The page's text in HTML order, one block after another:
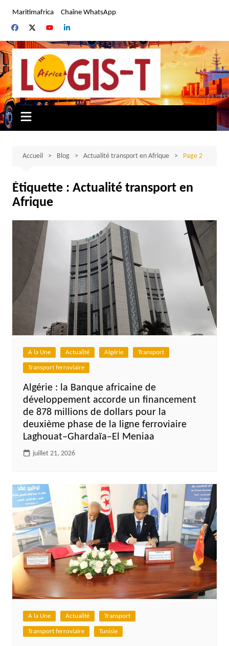
contenu
Maritimafrica Chaîne WhatsApp
Accueil Blog Actualité transport en Afrique Page 2
Étiquette : Actualité transport en
Afrique
A la Une Actualité Algérie Transport
Transport ferroviaire
Algérie : la Banque africaine de
développement accorde un financement
de 878 millions de dollars pour la
deuxième phase de la ligne ferroviaire
Laghouat–Ghardaïa–El Meniaa
juillet 21, 2026
A la Une Actualité Transport
Transport ferroviaire Tunisie